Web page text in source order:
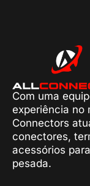
Com uma
experiência no
Connectors
conectores,
acessórios
pesada.